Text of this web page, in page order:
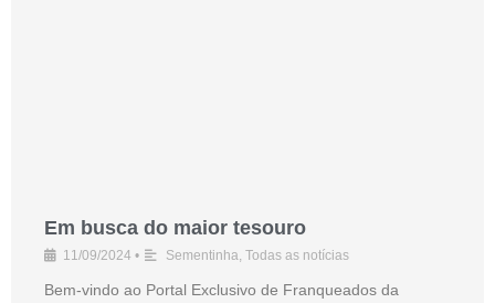
Em busca do maior tesouro
11/09/2024 • Sementinha, Todas as notícias
Bem-vindo ao Portal Exclusivo de Franqueados da